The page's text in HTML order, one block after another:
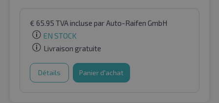
€ 65.95 TVA incluse par Auto-Raifen GmbH
EN STOCK
Livraison gratuite
Détails Panier d'achat